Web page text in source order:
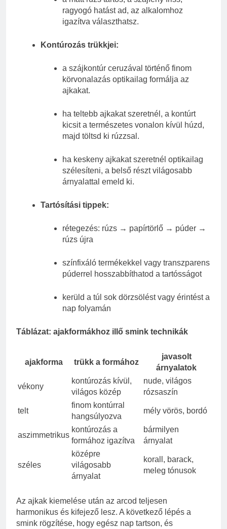
ragyogó hatást ad, az alkalomhoz
igazítva választhatsz.
Kontúrozás trükkjei:
a szájkontúr ceruzával történő finom
körvonalazás optikailag formálja az
ajkakat.
ha teltebb ajkakat szeretnél, a kontúrt
kicsit a természetes vonalon kívül húzd,
majd töltsd ki rúzzsal.
ha keskeny ajkakat szeretnél optikailag
szélesíteni, a belső részt világosabb
árnyalattal emeld ki.
Tartósítási tippek:
rétegezés: rúzs → papírtörlő → púder →
rúzs újra
színfixáló termékekkel vagy transzparens
púderrel hosszabbíthatod a tartósságot
kerüld a túl sok dörzsölést vagy érintést a
nap folyamán
Táblázat: ajakformákhoz illő smink technikák
ajakforma trükk a formához
javasolt
árnyalatok
vékony
kontúrozás kívül,
világos közép
nude, világos
rózsaszín
telt
finom kontúrral
hangsúlyozva
mély vörös, bordó
aszimmetrikus
kontúrozás a
formához igazítva
bármilyen
árnyalat
széles
középre
világosabb
árnyalat
korall, barack,
meleg tónusok
Az ajkak kiemelése után az arcod teljesen
harmonikus és kifejező lesz. A következő lépés a
smink rögzítése, hogy egész nap tartson, és